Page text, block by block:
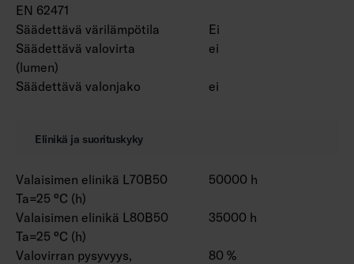
EN 62471
Säädettävä värilämpötila
Ei
Säädettävä valovirta
(lumen)
ei
Säädettävä valonjako ei
Elinikä ja suorituskyky
Valaisimen elinikä L70B50
Ta=25 °C (h)
50000 h
Valaisimen elinikä L80B50
Ta=25 °C (h)
35000 h
Valovirran pysyvyys,
80 %